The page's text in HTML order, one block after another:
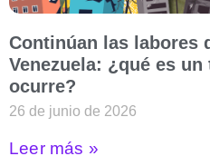
Continúan las labores
Venezuela: ¿qué es
ocurre?
26 de junio de 2026
Leer más »